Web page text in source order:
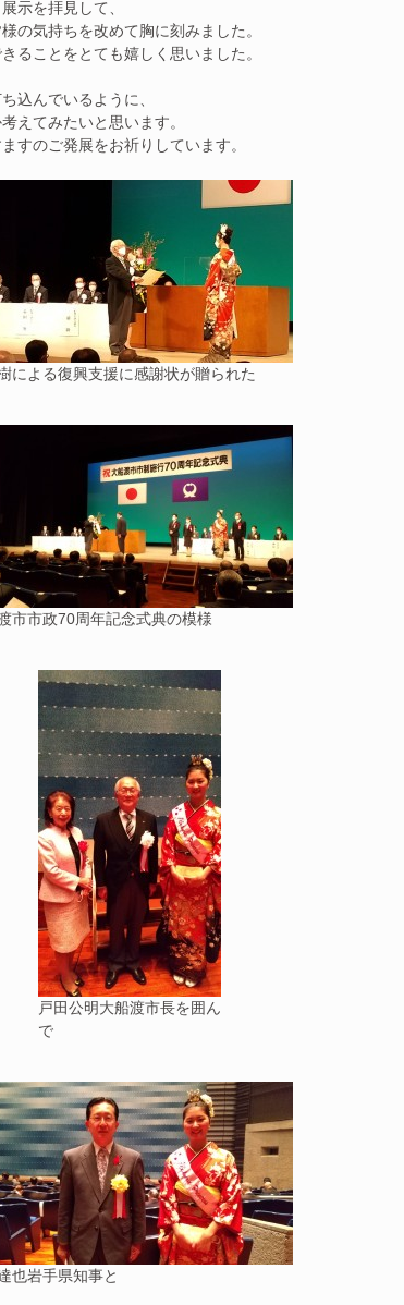
示を拝見して、
の気持ちを改めて胸に刻みました。
ることをとても嬉しく思いました。
込んでいるように、
えてみたいと思います。
すのご発展をお祈りしています。
による復興支援に感謝状が贈られた
市市政70周年記念式典の模様
戸田公明大船渡市長を囲ん
で
也岩手県知事と